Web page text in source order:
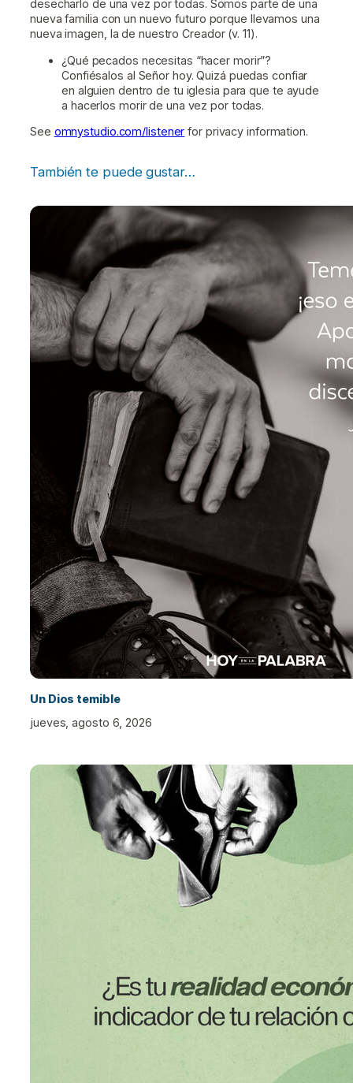
desecharlo de una vez por todas. Somos parte de una
nueva familia con un nuevo futuro porque llevamos una
nueva imagen, la de nuestro Creador (v. 11).
¿Qué pecados necesitas “hacer morir”?
Confiésalos al Señor hoy. Quizá puedas confiar
en alguien dentro de tu iglesia para que te ayude
a hacerlos morir de una vez por todas.
See omnystudio.com/listener for privacy information.
También te puede gustar…
Un Dios temible
jueves, agosto 6, 2026